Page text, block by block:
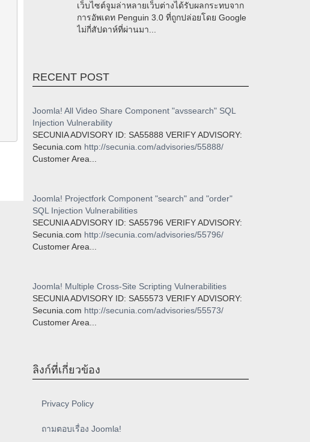
เว็บไซต์จูมล่าหลายเว็บต่างได้รับผลกระทบจาก
การอัพเดท Penguin 3.0 ที่ถูกปล่อยโดย Google
ไม่กี่สัปดาห์ที่ผ่านมา...
RECENT POST
Joomla! All Video Share Component "avssearch" SQL
Injection Vulnerability
SECUNIA ADVISORY ID: SA55888 VERIFY ADVISORY:
Secunia.com http://secunia.com/advisories/55888/
Customer Area...
Joomla! Projectfork Component "search" and "order"
SQL Injection Vulnerabilities
SECUNIA ADVISORY ID: SA55796 VERIFY ADVISORY:
Secunia.com http://secunia.com/advisories/55796/
Customer Area...
Joomla! Multiple Cross-Site Scripting Vulnerabilities
SECUNIA ADVISORY ID: SA55573 VERIFY ADVISORY:
Secunia.com http://secunia.com/advisories/55573/
Customer Area...
ลิงก์ที่เกี่ยวข้อง
Privacy Policy
ถามตอบเรื่อง Joomla!